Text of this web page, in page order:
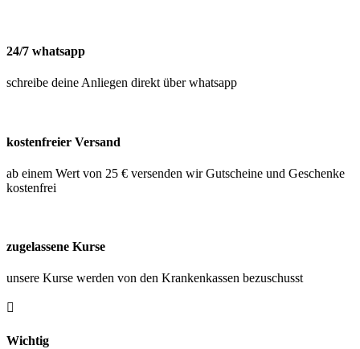
24/7 whatsapp
schreibe deine Anliegen direkt über whatsapp
kostenfreier Versand
ab einem Wert von 25 € versenden wir Gutscheine und Geschenke
kostenfrei
zugelassene Kurse
unsere Kurse werden von den Krankenkassen bezuschusst

Wichtig